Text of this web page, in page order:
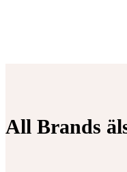
All Brands